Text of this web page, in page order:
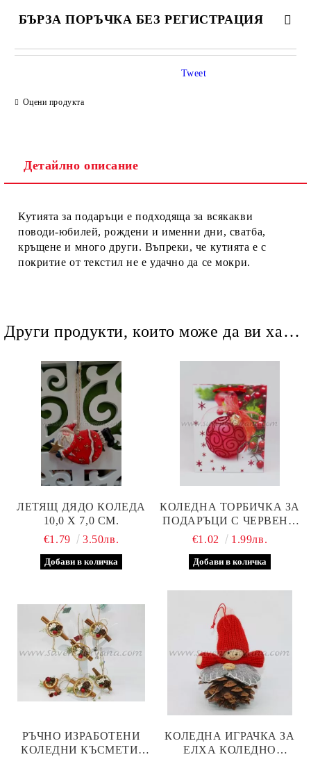
БЪРЗА ПОРЪЧКА БЕЗ РЕГИСТРАЦИЯ
Оцени продукта
Tweet
Детайлно описание
Кутията за подаръци е подходяща за всякакви
поводи-юбилей, рождени и именни дни, сватба,
кръщене и много други. Въпреки, че кутията е с
покритие от текстил не е удачно да се мокри.
Други продукти, които може да ви харесат
ЛЕТЯЩ ДЯДО КОЛЕДА
10,0 Х 7,0 СМ.
€1.79
3.50лв.
КОЛЕДНА ТОРБИЧКА ЗА
ПОДАРЪЦИ С ЧЕРВЕНА
ТОПКА ЗА ЕЛХА
€1.02 1.99лв.
РЪЧНО ИЗРАБОТЕНИ
КОЛЕДНИ КЪСМЕТИ,
КОЛЕДНА ИГРАЧКА ЗА
ЕЛХА КОЛЕДНО